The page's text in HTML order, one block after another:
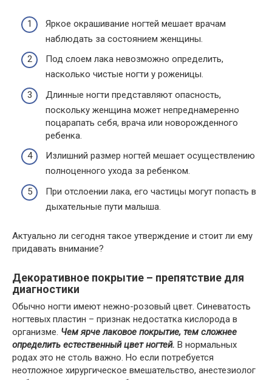
Яркое окрашивание ногтей мешает врачам
наблюдать за состоянием женщины.
Под слоем лака невозможно определить,
насколько чистые ногти у роженицы.
Длинные ногти представляют опасность,
поскольку женщина может непреднамеренно
поцарапать себя, врача или новорожденного
ребенка.
Излишний размер ногтей мешает осуществлению
полноценного ухода за ребенком.
При отслоении лака, его частицы могут попасть в
дыхательные пути малыша.
Актуально ли сегодня такое утверждение и стоит ли ему
придавать внимание?
Декоративное покрытие – препятствие для
диагностики
Обычно ногти имеют нежно-розовый цвет. Синеватость
ногтевых пластин – признак недостатка кислорода в
организме. Чем ярче лаковое покрытие, тем сложнее
определить естественный цвет ногтей. В нормальных
родах это не столь важно. Но если потребуется
неотложное хирургическое вмешательство, анестезиолог